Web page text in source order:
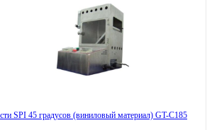
SPI 45 градусов (виниловый материал) GT-C185